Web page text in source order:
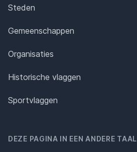
Steden
Gemeenschappen
Organisaties
Historische vlaggen
Sportvlaggen
DEZE PAGINA IN EEN ANDERE TAAL